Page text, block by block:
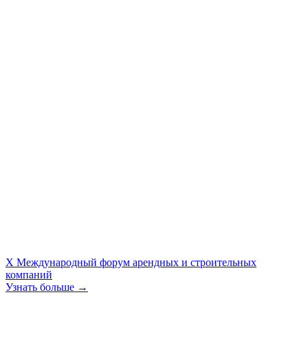
X Международный форум арендных и строительных
компаний
Узнать больше →